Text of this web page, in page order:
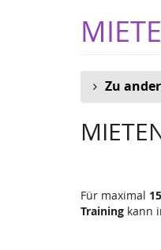
Zu
Für maximal
Training kann